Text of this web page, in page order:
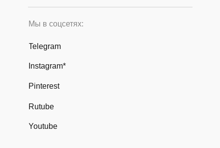
Мы в соцсетях:
Instagram*
Telegram
Pinterest
Rutube
Youtube